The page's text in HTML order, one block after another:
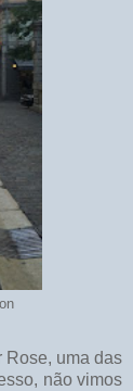
Rose, uma das
não vimos